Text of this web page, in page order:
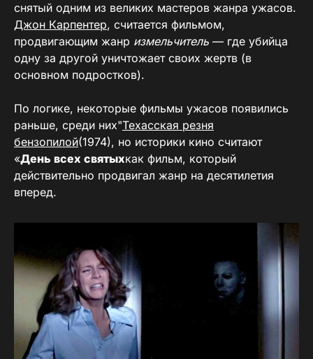
снятый одним из великих мастеров жанра ужасов.
Джон Карпентер, считается фильмом,
продвигающим жанр измельчитель — где убийца
одну за другой уничтожает своих жертв (в
основном подростков).
По логике, некоторые фильмы ужасов появились
раньше, среди них"Техасская резня
бензопилой(1974), но историки кино считают
«День всех святыхкак фильм, который
действительно продвигал жанр на десятилетия
вперед.